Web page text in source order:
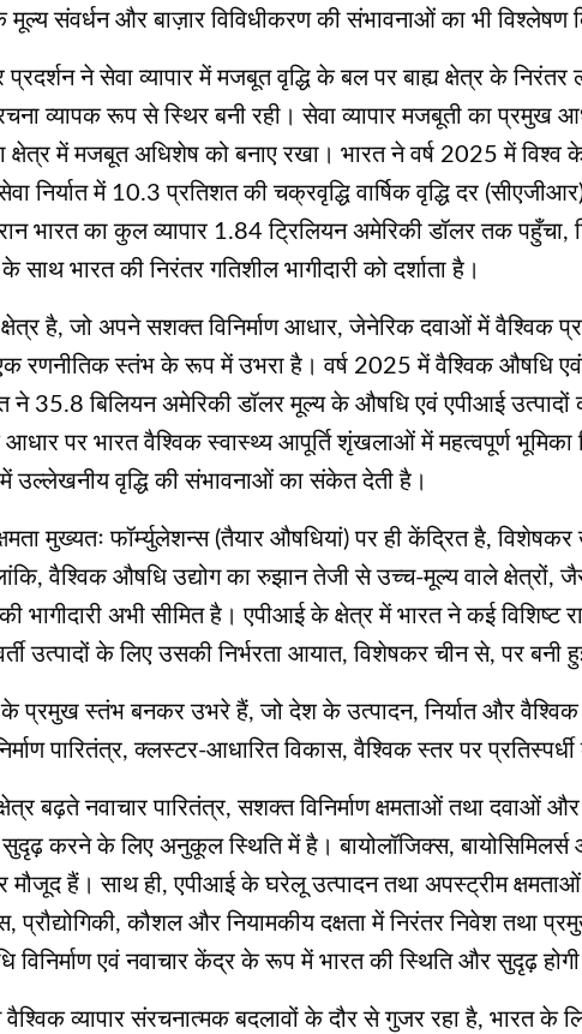
मूल्य संवर्धन और बाज़ार विविधीकरण की संभावनाओं का भी विश्लेषण
प्रदर्शन ने सेवा व्यापार में मजबूत वृद्धि के बल पर बाह्य क्षेत्र के
व्यापक रूप से स्थिर बनी रही। सेवा व्यापार मजबूती का प्रमुख
क्षेत्र में मजबूत अधिशेष को बनाए रखा। भारत ने वर्ष 2025 में
निर्यात में 10.3 प्रतिशत की चक्रवृद्धि वार्षिक वृद्धि दर
भारत का कुल व्यापार 1.84 ट्रिलियन अमेरिकी डॉलर तक पहुँचा,
भारत की निरंतर गतिशील भागीदारी को दर्शाता है।
है, जो अपने सशक्त विनिर्माण आधार, जेनेरिक दवाओं में वैश्विक
रणनीतिक स्तंभ के रूप में उभरा है। वर्ष 2025 में वैश्विक औषधि
35.8 बिलियन अमेरिकी डॉलर मूल्य के औषधि एवं एपीआई उत्पादों
पर भारत वैश्विक स्वास्थ्य आपूर्ति शृंखलाओं में महत्वपूर्ण भूमिका
में उल्लेखनीय वृद्धि की संभावनाओं का संकेत देती है।
मुख्यतः फॉर्म्युलेशन्स (तैयार औषधियां) पर ही केंद्रित है,
वैश्विक औषधि उद्योग का रुझान तेजी से उच्च-मूल्य वाले क्षेत्रों,
अभी सीमित है। एपीआई के क्षेत्र में भारत ने कई विशिष्ट
उत्पादों के लिए उसकी निर्भरता आयात, विशेषकर चीन से, पर बनी
के प्रमुख स्तंभ बनकर उभरे हैं, जो देश के उत्पादन, निर्यात और
पारितंत्र, क्लस्टर-आधारित विकास, वैश्विक स्तर पर प्रतिस्पर्धी
बढ़ते नवाचार पारितंत्र, सशक्त विनिर्माण क्षमताओं तथा दवाओं
करने के लिए अनुकूल स्थिति में है। बायोलॉजिक्स,
मौजूद हैं। साथ ही, एपीआई के घरेलू उत्पादन तथा अपस्ट्रीम
कौशल और नियामकीय दक्षता में निरंतर निवेश तथा
एवं नवाचार केंद्र के रूप में भारत की स्थिति और सुदृढ़
व्यापार संरचनात्मक बदलावों के दौर से गुजर रहा है, भारत के